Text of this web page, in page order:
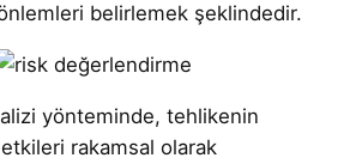
belirlemek şeklindedir.
yönteminde, tehlikenin
rakamsal olarak